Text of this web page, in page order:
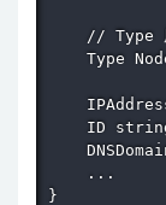
// Type
Type
ID
    ...